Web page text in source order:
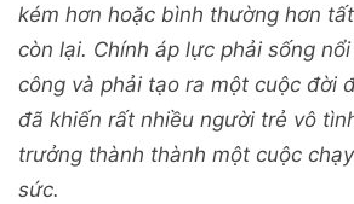
kém hơn hoặc bình thường hơn
còn lại. Chính áp lực phải sống
công và phải tạo ra một cuộc đời
đã khiến rất nhiều người trẻ vô
trưởng thành thành một cuộc
sức.